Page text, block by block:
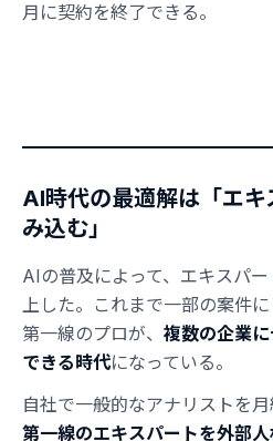
月に契約を終了できる。
AI時代の最適解は「エ
み込む」
AIの普及によって、エキスパ
上した。これまで一部の案件
第一線のプロが、 複数の企業
できる時代になっている。
自社で一般的なアナリストを
第一線のエキスパートを外部